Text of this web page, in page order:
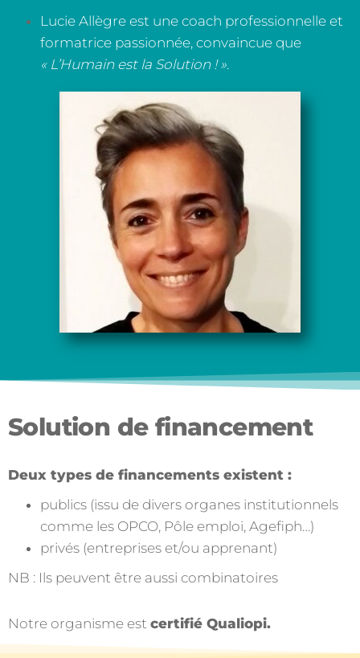
Lucie Allègre est une coach professionnelle et
formatrice passionnée, convaincue que
« L’Humain est la Solution ! ».
Solution de financement
Deux types de financements existent :
publics (issu de divers organes institutionnels
comme les OPCO, Pôle emploi, Agefiph…)
privés (entreprises et/ou apprenant)
NB : Ils peuvent être aussi combinatoires
Notre organisme est certifié Qualiopi.